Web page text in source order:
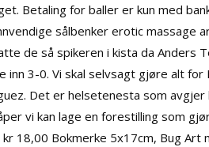
Betaling for baller er kun med
sålbenker erotic
de så spikeren i kista da Anders
inn 3-0. Vi skal selvsagt gjøre alt for
Det er helsetenesta som
vi kan lage en forestilling som
18,00 Bokmerke 5x17cm, Bug